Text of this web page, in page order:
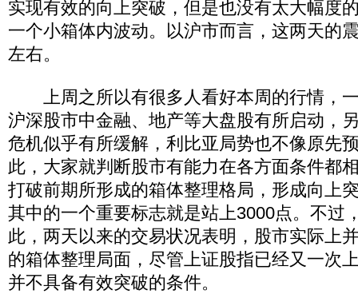
实现有效的向上突破，但是也没有太大幅度
一个小箱体内波动。以沪市而言，这两天的
左右。
上周之所以有很多人看好本周的行情，
沪深股市中金融、地产等大盘股有所启动，
危机似乎有所缓解，利比亚局势也不像原先
此，大家就判断股市有能力在各方面条件都
打破前期所形成的箱体整理格局，形成向上
其中的一个重要标志就是站上3000点。不过
此，两天以来的交易状况表明，股市实际上
的箱体整理局面，尽管上证股指已经又一次
并不具备有效突破的条件。